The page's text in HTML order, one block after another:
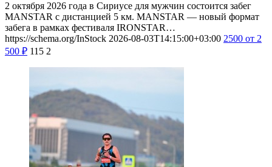
2 октября 2026 года в Сириусе для мужчин состоится забег
MANSTAR с дистанцией 5 км. MANSTAR — новый формат
забега в рамках фестиваля IRONSTAR…
https://schema.org/InStock 2026-08-03T14:15:00+03:00 2500 от 2
500 ₽ 115 2